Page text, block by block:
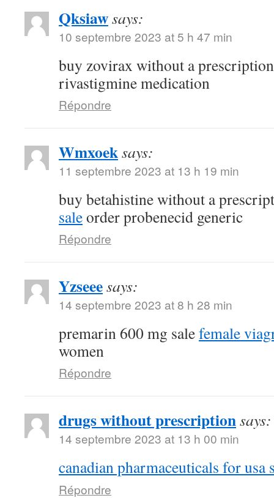
Qksiawsays:
10 septembre 2023 at 5 h 47 min
buy zovirax without a
rivastigmine medication
Répondre
Wmxoeksays:
11 septembre 2023 at 13 h 19 min
buy betahistine without a
saleorder probenecid generic
Répondre
Yzseeesays:
14 septembre 2023 at 8 h 28 min
premarin 600 mg salefemale
women
Répondre
drugs without prescriptionsays:
14 septembre 2023 at 13 h 00 min
canadian pharmaceuticals for usa
Répondre